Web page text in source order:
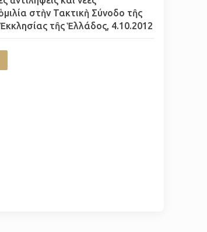
στὴν Τακτικὴ Σύνοδο τῆς
τῆς Ἑλλάδος, 4.10.2012